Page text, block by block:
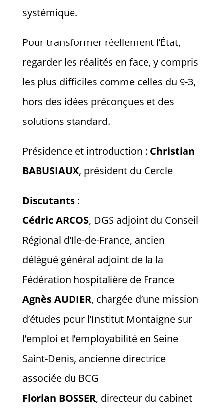
systémique.
Pour transformer réellement l’État,
regarder les réalités en face, y compris
les plus difficiles comme celles du 9-3,
hors des idées préconçues et des
solutions standard.
Présidence et introduction : Christian
BABUSIAUX, président du Cercle
Discutants:
Cédric ARCOS, DGS adjoint du Conseil
Régional d’Ile-de-France, ancien
délégué général adjoint de la la
Fédération hospitalière de France
Agnès AUDIER, chargée d’une mission
d’études pour l’Institut Montaigne sur
l’emploi et l’employabilité en Seine
Saint-Denis, ancienne directrice
associée du BCG
Florian BOSSER, directeur du cabinet